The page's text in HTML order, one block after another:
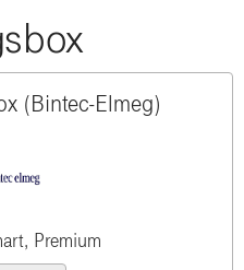
(Bintec-Elmeg)
Premium